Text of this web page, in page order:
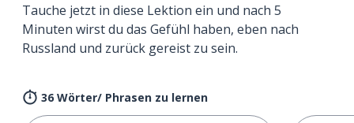
Tauche jetzt in diese Lektion ein und nach 5
Minuten wirst du das Gefühl haben, eben nach
Russland und zurück gereist zu sein.
36 Wörter/ Phrasen zu lernen